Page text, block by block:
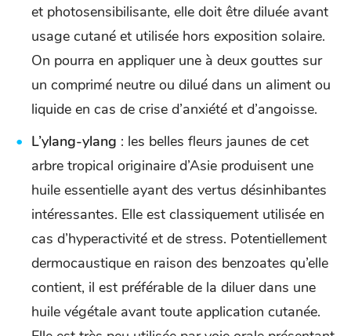
et photosensibilisante, elle doit être diluée avant
usage cutané et utilisée hors exposition solaire.
On pourra en appliquer une à deux gouttes sur
un comprimé neutre ou dilué dans un aliment ou
liquide en cas de crise d’anxiété et d’angoisse.
L’ylang-ylang : les belles fleurs jaunes de cet
arbre tropical originaire d’Asie produisent une
huile essentielle ayant des vertus désinhibantes
intéressantes. Elle est classiquement utilisée en
cas d’hyperactivité et de stress. Potentiellement
dermocaustique en raison des benzoates qu’elle
contient, il est préférable de la diluer dans une
huile végétale avant toute application cutanée.